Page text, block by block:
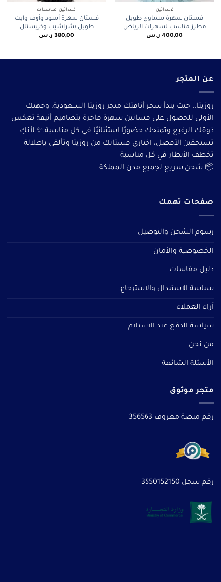
فساتين
فستان سهرة سماوي طويل
مطرز مناسب لسهرات الرياض
400,00 ر.س
فساتين مناسبات
فستان سهرة أسود وأوف وايت
طويل بشراشيب وكريستال
380,00 ر.س
عن المتجر
روزيتا.. حيث يبدأ سحر أناقتك متجر روزيتا السعودية، وجهتك
الأولى للحصول على فساتين سهرة فاخرة بتصاميم أنيقة تعكس
ذوقك الرفيع وتمنحك حضورًا استثنائيًا في كل مناسبة.✨ لأنكِ
تستحقين الأفضل، اختاري فستانك من روزيتا وتألقى بإطلالة
تخطف الأنظار في كل مناسبة
📦 شحن سريع لجميع مدن المملكة
صفحات تهمك
رسوم الشحن والتوصيل
الخصوصية والأمان
دليل مقاسات
سياسة الاستبدال والاسترجاع
آراء العملاء
سياسة الدفع عند الاستلام
من نحن
الأسئلة الشائعة
متجر موثوق
رقم منصة معروف 356563
رقم سجل 3550152150